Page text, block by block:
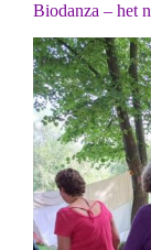
Biodanza – het